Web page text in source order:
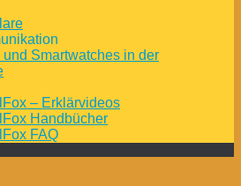
und Smartwatches in der
– Erklärvideos
Handbücher
FAQ